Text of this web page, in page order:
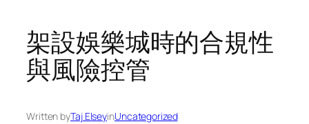
架設娛樂城時的合規性
與風險控管
Written byTaj ElseyinUncategorized